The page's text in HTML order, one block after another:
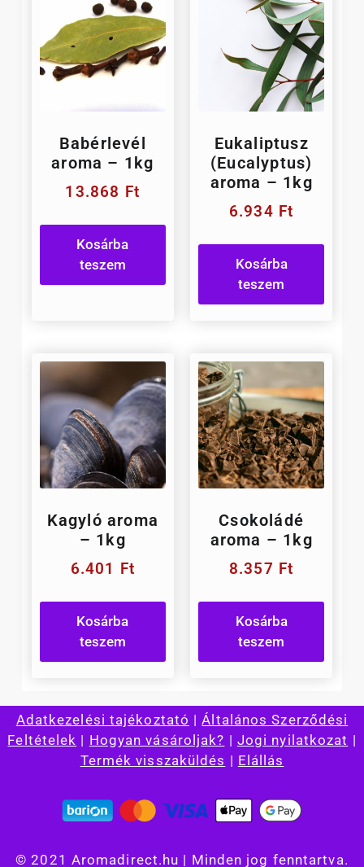
Babérlevél
aroma – 1kg
13.868 Ft
Kosárba
teszem
Eukaliptusz
(Eucalyptus)
aroma – 1kg
6.934 Ft
Kosárba
teszem
Kagyló aroma
– 1kg
6.401 Ft
Kosárba
teszem
Csokoládé
aroma – 1kg
8.357 Ft
Kosárba
teszem
Adatkezelési tajékoztató |Általános Szerződési
Feltételek | Hogyan vásároljak? | Jogi nyilatkozat |
Termék visszaküldés | Elállás
© 2021 Aromadirect.hu | Minden jog fenntartva.